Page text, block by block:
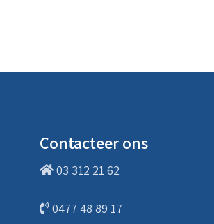
Contacteer ons
03 312 21 62
0477 48 89 17